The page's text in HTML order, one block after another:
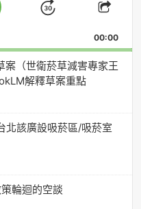
Jump
Forward
Share
00:00
（世衛菸草減害專家王
解釋草案重點
北該廣設吸菸區/吸菸室
輪迴的空談